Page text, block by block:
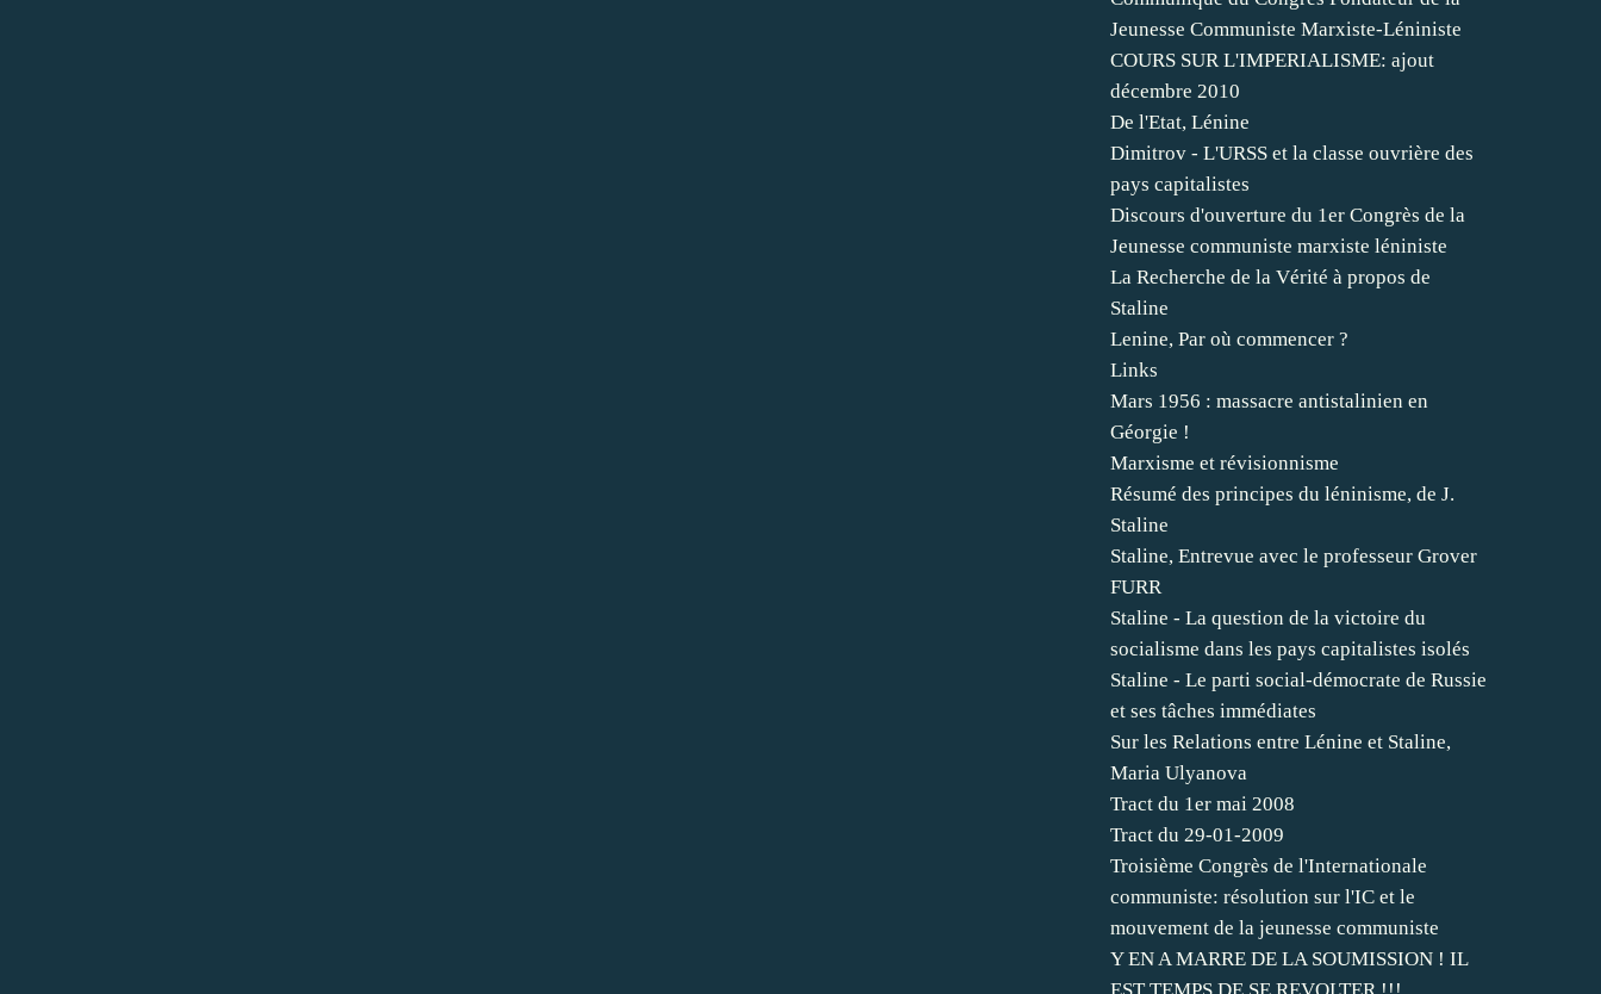
Jeunesse Communiste Marxiste-Léniniste
COURS SUR L'IMPERIALISME: ajout
décembre 2010
De l'Etat, Lénine
Dimitrov - L'URSS et la classe ouvrière des
pays capitalistes
Discours d'ouverture du 1er Congrès de la
Jeunesse communiste marxiste léniniste
La Recherche de la Vérité à propos de
Staline
Lenine, Par où commencer ?
Links
Mars 1956 : massacre antistalinien en
Géorgie !
Marxisme et révisionnisme
Résumé des principes du léninisme, de J.
Staline
Staline, Entrevue avec le professeur Grover
FURR
Staline - La question de la victoire du
socialisme dans les pays capitalistes isolés
Staline - Le parti social-démocrate de Russie
et ses tâches immédiates
Sur les Relations entre Lénine et Staline,
Maria Ulyanova
Tract du 1er mai 2008
Tract du 29-01-2009
Troisième Congrès de l'Internationale
communiste: résolution sur l'IC et le
mouvement de la jeunesse communiste
Y EN A MARRE DE LA SOUMISSION ! IL